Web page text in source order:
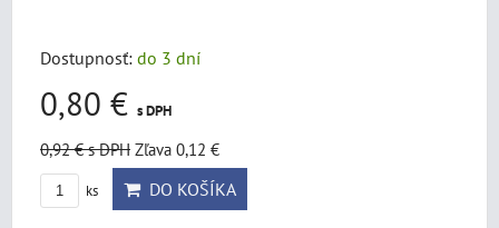
Dostupnosť: do 3 dní
0,80 € s DPH
0,92 €s DPH Zľava 0,12 €
ks DO KOŠÍKA